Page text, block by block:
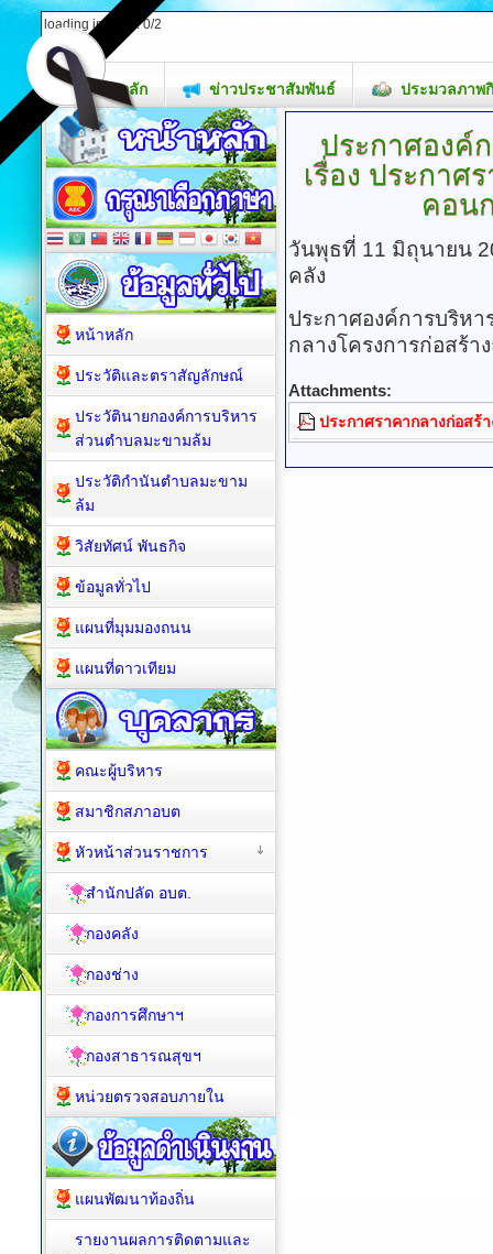
loading images: 0/2
หน้าหลัก ข่าวประชาสัมพันธ์ ประมวลภาพ
ประกาศองค์
เรื่อง ประกาศ
คอน
วันพุธที่ 11 มิถุนายน
คลัง
ประกาศองค์การบริห
กลางโครงการก่อสร้
Attachments:
ประกาศราคากลางก่อสร้
หน้าหลัก
ประวัติและตราสัญลักษณ์
ประวัตินายกองค์การบริหาร
ส่วนตำบลมะขามล้ม
ประวัติกำนันตำบลมะขาม
ล้ม
วิสัยทัศน์ พันธกิจ
ข้อมูลทั่วไป
แผนที่มุมมองถนน
แผนที่ดาวเทียม
คณะผู้บริหาร
สมาชิกสภาอบต
หัวหน้าส่วนราชการ
สำนักปลัด อบต.
กองคลัง
กองช่าง
กองการศึกษาฯ
กองสาธารณสุขฯ
หน่วยตรวจสอบภายใน
แผนพัฒนาท้องถิ่น
รายงานผลการติดตามและ